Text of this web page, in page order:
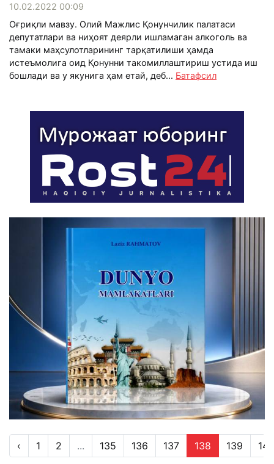
10.02.2022 00:09
Оғриқли мавзу. Олий Мажлис Қонунчилик палатаси
депутатлари ва ниҳоят деярли ишламаган алкоголь ва
тамаки маҳсулотларининг тарқатилиши ҳамда
истеъмолига оид Қонунни такомиллаштириш устида иш
бошлади ва у якунига ҳам етай, деб... Батафсил
‹ 1 2 ... 135 136 137 138 139 140